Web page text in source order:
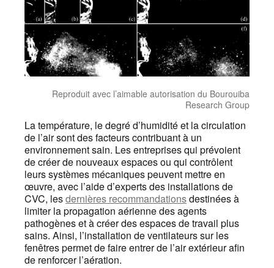
Reproduit avec l’aimable autorisation du Bourouiba
Research Group
La température, le degré d’humidité et la circulation
de l’air sont des facteurs contribuant à un
environnement sain. Les entreprises qui prévoient
de créer de nouveaux espaces ou qui contrôlent
leurs systèmes mécaniques peuvent mettre en
œuvre, avec l’aide d’experts des installations de
CVC, lesdernières recommandationsdestinées à
limiter la propagation aérienne des agents
pathogènes et à créer des espaces de travail plus
sains. Ainsi, l’installation de ventilateurs sur les
fenêtres permet de faire entrer de l’air extérieur afin
de renforcer l’aération.